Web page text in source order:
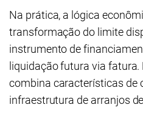
Na prática, a lógica
transformação do limite
instrumento de
liquidação futura via
combina características de
infraestrutura de arranjos